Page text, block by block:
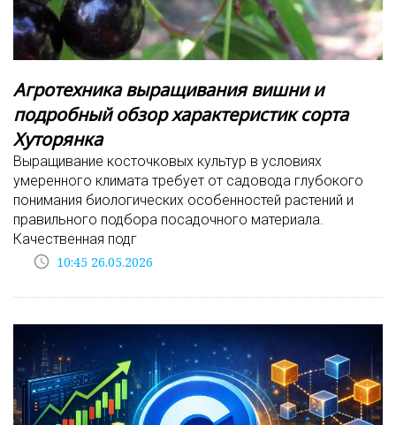
Агротехника выращивания вишни и
подробный обзор характеристик сорта
Хуторянка
Выращивание косточковых культур в условиях
умеренного климата требует от садовода глубокого
понимания биологических особенностей растений и
правильного подбора посадочного материала.
Качественная подг
access_time 10:45 26.05.2026